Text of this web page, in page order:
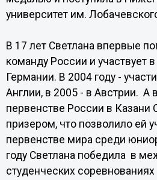
университет им.
В 17 лет Светлана впервые
команду России и участвует
Германии. В 2004 году -
Англии, в 2005 - в Австрии. А
первенстве России в Казани
призером, что позволило ей
первенстве мира среди
году Светлана победила в
студенческих соревнованиях